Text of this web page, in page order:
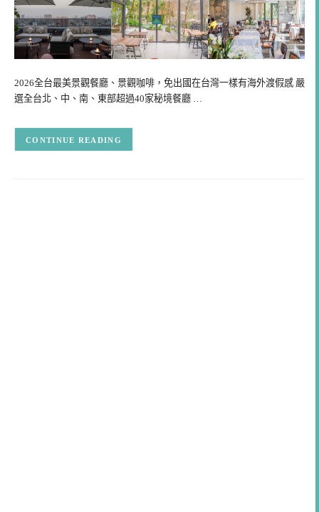
2026全台最美景觀餐廳、景觀咖啡，免出國在台灣一樣有海外渡假感 嚴
選全台北、中、南、東部超過40家秘境餐廳 …
CONTINUE READING